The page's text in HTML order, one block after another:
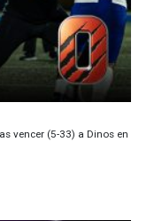
vencer (5-33) a Dinos en